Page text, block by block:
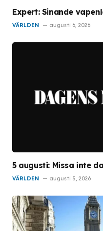
Expert: Sinande
VÄRLDEN augusti 6, 2026
5 augusti: Missa inte
VÄRLDEN augusti 5, 2026